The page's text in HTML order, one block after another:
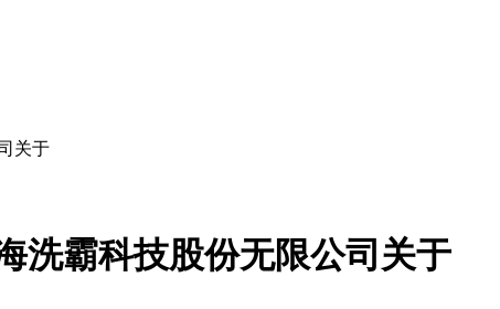
关于
洗霸科技股份无限公司关于